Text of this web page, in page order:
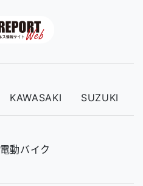
KAWASAKI SUZUKI
電動バイク